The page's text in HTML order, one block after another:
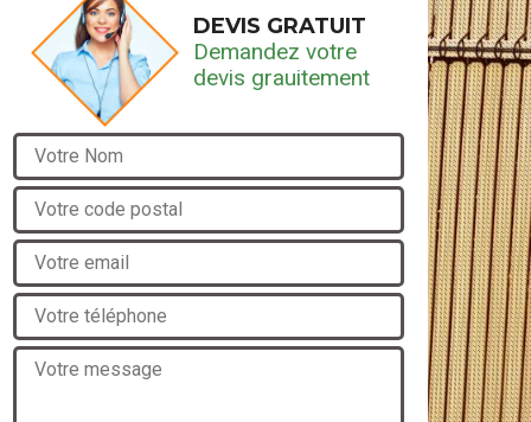
DEVIS GRATUIT
Demandez votre
devis grauitement